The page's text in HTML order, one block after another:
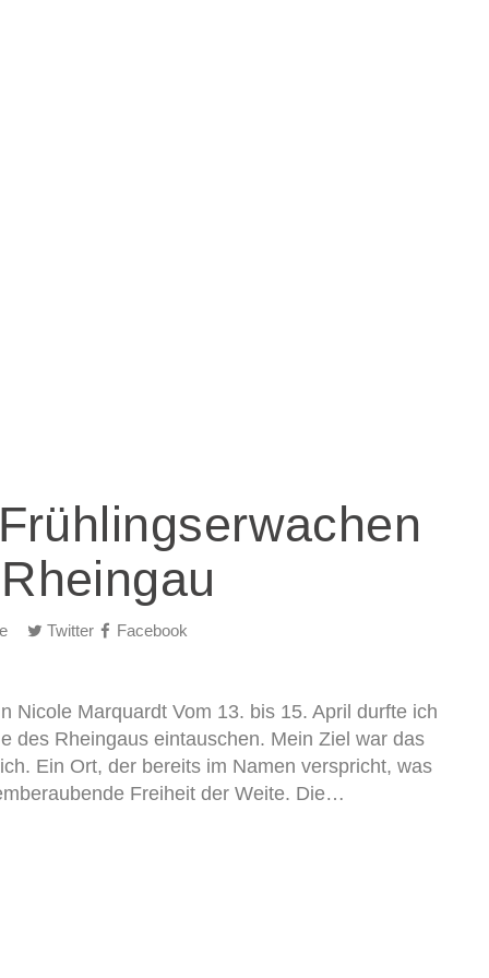
Twitter Facebook
Nicole Marquardt Vom 13. bis 15. April durfte ich
des Rheingaus eintauschen. Mein Ziel war das
Ein Ort, der bereits im Namen verspricht, was
Freiheit der Weite. Die…